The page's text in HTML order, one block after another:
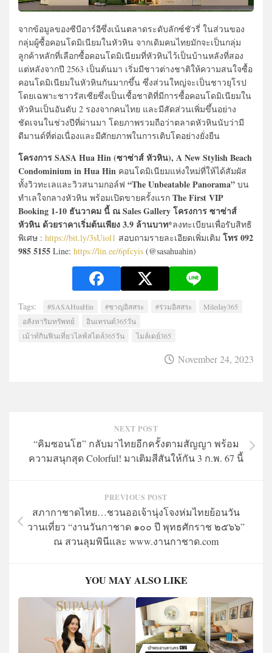
จากข้อมูลของซีบีอาร์อีซึ่งเน้นตลาดระดับลักซ์ชัวรี่ ในส่วนของ
กลุ่มผู้ซื้อคอนโดมิเนียมในหัวหิน จากเดิมคนไทยมักจะเป็นกลุ่ม
ลูกค้าหลักที่เลือกซื้อคอนโดมิเนียมที่หัวหินไว้เป็นบ้านหลังที่สอง
แต่หลังจากปี 2563 เป็นต้นมา เริ่มมีชาวต่างชาติให้ความสนใจซื้อ
คอนโดมิเนียมในหัวหินกันมากขึ้น ซึ่งส่วนใหญ่จะเป็นชาวยุโรป
โดยเฉพาะชาวรัสเซียซึ่งเป็นเชื้อชาติที่มีการซื้อคอนโดมิเนียมใน
หัวหินเป็นอันดับ 2 รองจากคนไทย และมีสัดส่วนเพิ่มขึ้นอย่าง
ชัดเจนในช่วงปีที่ผ่านมา โดยภาพรวมถือว่าตลาดหัวหินนับว่ามี
ดีมานด์ที่ต่อเนื่องและมีศักยภาพในการเติบโตอย่างยั่งยืน
โครงการ SASA Hua Hin (ซาซ่าส์ หัวหิน), A New Stylish Beach
Condominium in Hua Hin คอนโดมิเนียมแห่งใหม่ที่ให้ได้สัมผัส
ทั้งวิวทะเลและวิวสนามกอล์ฟ “The Unbeatable Panorama” บน
ทำเลใจกลางหัวหิน พร้อมเปิดขายครั้งแรก The First VIP
Booking 1-10 ธันวาคม นี้ ณ Sales Gallery โครงการ ซาซ่าส์
หัวหิน ด้วยราคาเริ่มต้นเพียง 3.9 ล้านบาท*ลงทะเบียนเพื่อรับสิทธิ
พิเศษ : https://bit.ly/3sUiol1 สอบถามรายละเอียดเพิ่มเติม โทร 092
985 5155 Line: https://lin.ee/6pfcyis (@sasahuahin)
Tags: #SASAHuaHin #ชาญอิสสระ #ร่วมอิสสระ
Mileday365
อสังหาริมทรัพทย์
อินเทรนด์365วัน
เม้าท์กินฟินเที่ยวไลฟ์สไตล์365วัน
ไมล์เดย์365
November 24, 2023
NEXT POST
“คิมซอนโฮ” กลับมาไทยอีกครั้งตามสัญญา พร้อม
ความสนุกสุด Colorful! มาเติมสีสันให้กัน 3 ก.พ. 67 นี้
PREVIOUS POST
สภากาชาดไทย…ชวนออเจ้านุ่งโจงห่มไทยย้อนวัน
วานเที่ยว “งานวันกาชาด ๑๐๐ ปี พุทธศักราช ๒๕๖๖”
ณ สวนลุมพินีและ www.งานกาชาด.com
YOU MAY ALSO LIKE